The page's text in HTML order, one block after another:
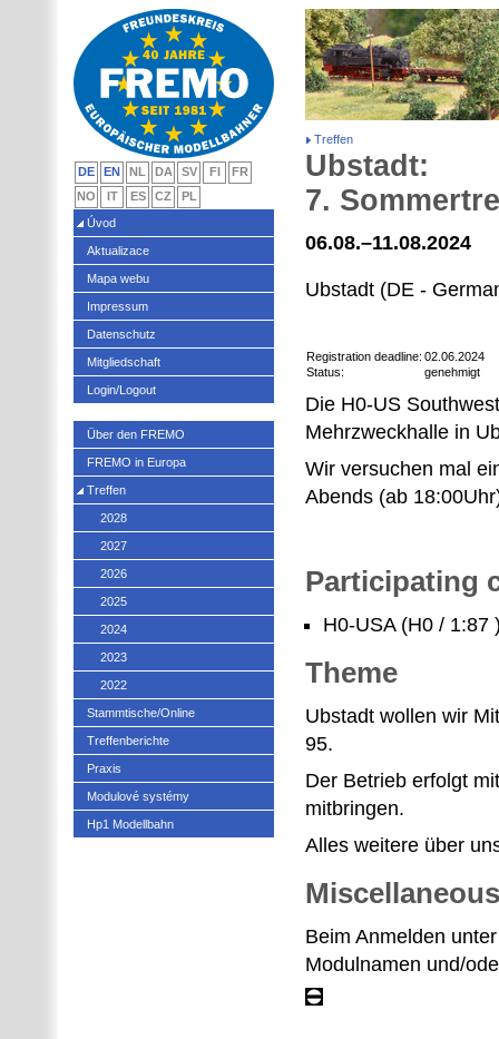
Treffen
Ubstadt:
7.
06.08.–11.08.2024
Ubstadt (DE -
Registration deadline: 02.06.2024
Status:
genehmigt
Die H0-US
Mehrzweckhalle in
Wir versuchen mal
Abends (ab
Participating
H0-USA (H0 / 1:87
Theme
Ubstadt wollen wir
95.
Der Betrieb erfolgt
mitbringen.
Alles weitere über
Miscellaneous
Beim Anmelden
Modulnamen und/
DE EN NL DA SV FI
FR
NO
IT ES CZ
PL
Úvod
Aktualizace
Mapa webu
Impressum
Datenschutz
Mitgliedschaft
Login/Logout
Über den FREMO
FREMO in Europa
Treffen
2028
2027
2026
2025
2024
2023
2022
Stammtische/Online
Treffenberichte
Praxis
Modulové systémy
Hp1 Modellbahn